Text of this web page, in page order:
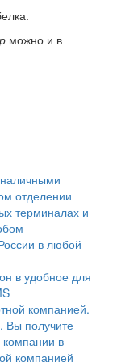
можно и в
отделении
терминалах и
в любой
в удобное для
компанией.
Вы получите
компании в
компанией